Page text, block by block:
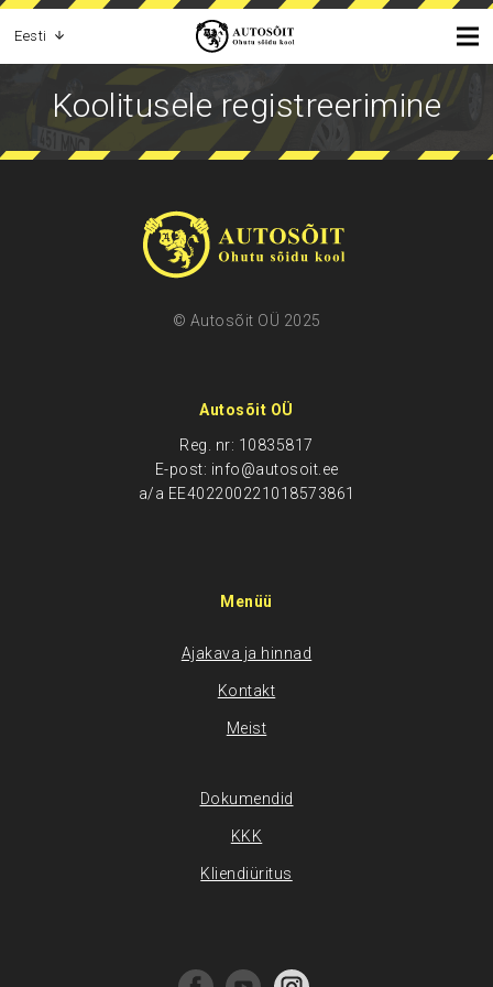
Eesti
Koolitusele registreerimine
© Autosõit OÜ 2025
Autosõit OÜ
Reg. nr: 10835817
E-post: info@autosoit.ee
a/a EE402200221018573861
Menüü
Ajakava ja hinnad
Kontakt
Meist
Dokumendid
KKK
Kliendiüritus